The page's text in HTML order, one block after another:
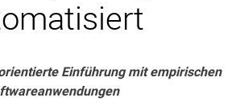
Einführung mit empirischen